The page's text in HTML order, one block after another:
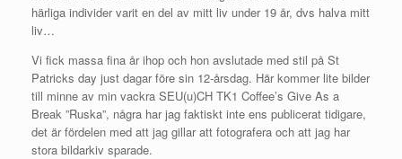
härliga individer varit en del av mitt liv under 19 år, dvs halva mitt
liv…
Vi fick massa fina år ihop och hon avslutade med stil på St
Patricks day just dagar före sin 12-årsdag. Här kommer lite bilder
till minne av min vackra SEU(u)CH TK1 Coffee’s Give As a
Break ”Ruska”, några har jag faktiskt inte ens publicerat tidigare,
det är fördelen med att jag gillar att fotografera och att jag har
stora bildarkiv sparade.